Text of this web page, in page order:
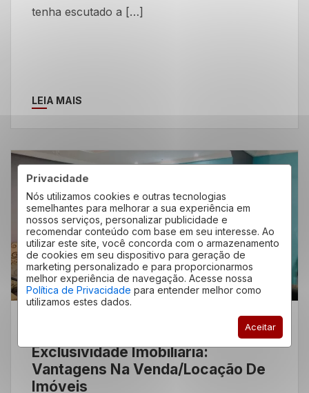
Privacidade
Nós utilizamos cookies e outras tecnologias
semelhantes para melhorar a sua experiência em
nossos serviços, personalizar publicidade e
recomendar conteúdo com base em seu interesse. Ao
utilizar este site, você concorda com o armazenamento
de cookies em seu dispositivo para geração de
marketing personalizado e para proporcionarmos
melhor experiência de navegação. Acesse nossa
Política de Privacidade para entender melhor como
utilizamos estes dados.
Aceitar
tenha escutado a […]
LEIA MAIS
04
Jul
Exclusividade Imobiliária:
Vantagens Na Venda/locação De
Imóveis